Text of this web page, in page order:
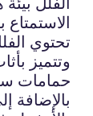
تحتوي
وتتميز
حمامات
بالإضافة